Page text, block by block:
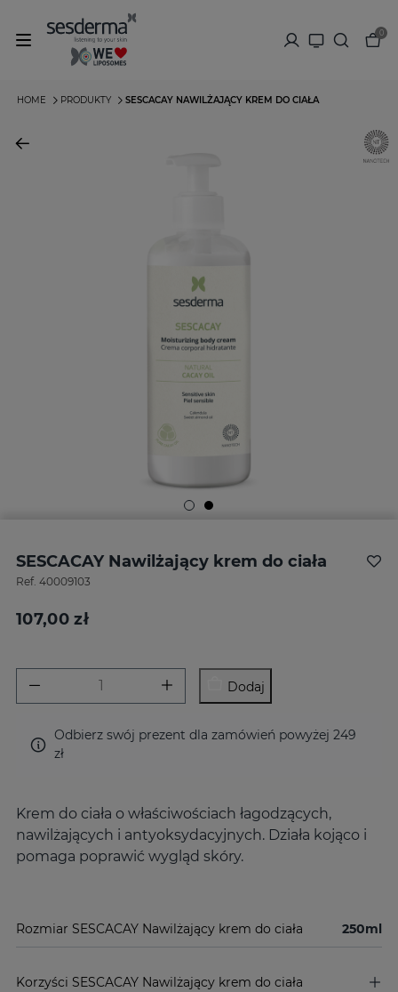
0
HOME PRODUKTY SESCACAY NAWILŻAJĄCY KREM DO CIAŁA
SESCACAY Nawilżający krem do ciała
Ref. 40009103
107,00 zł
Dodaj
Odbierz swój prezent dla zamówień powyżej 249
zł
Krem do ciała o właściwościach łagodzących,
nawilżających i antyoksydacyjnych. Działa kojąco i
pomaga poprawić wygląd skóry.
Rozmiar SESCACAY Nawilżający krem do ciała 250ml
Korzyści SESCACAY Nawilżający krem do ciała